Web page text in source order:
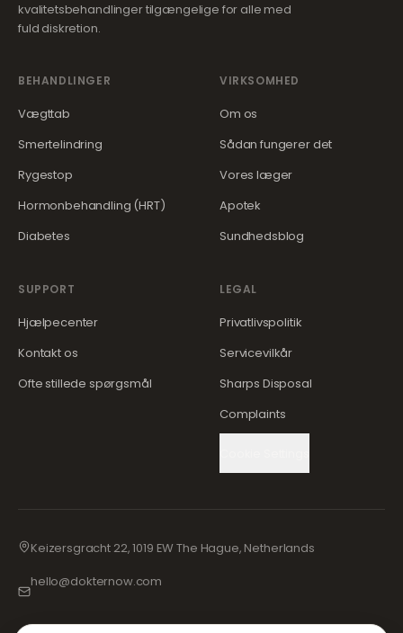
kvalitetsbehandlinger tilgængelige for alle med
fuld diskretion.
BEHANDLINGER
Vægttab
Smertelindring
Rygestop
Hormonbehandling (HRT)
Diabetes
VIRKSOMHED
Om os
Sådan fungerer det
Vores læger
Apotek
Sundhedsblog
SUPPORT
Hjælpecenter
Kontakt os
Ofte stillede spørgsmål
LEGAL
Privatlivspolitik
Servicevilkår
Sharps Disposal
Complaints
Keizersgracht 22, 1019 EW The Hague, Netherlands
hello@dokternow.com